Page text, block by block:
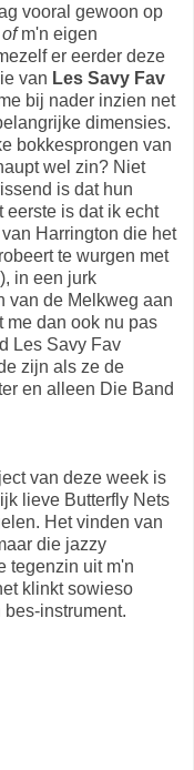
vooral gewoon op
m'n eigen
er eerder deze
van Les Savy Fav
bij nader inzien net
dimensies.
bokkesprongen van
wel zin? Niet
is dat hun
eerste is dat ik echt
Harrington die het
te wurgen met
in een jurk
van de Melkweg aan
me dan ook nu pas
Les Savy Fav
zijn als ze de
en alleen Die Band
van deze week is
lieve Butterfly Nets
Het vinden van
die jazzy
tegenzin uit m'n
klinkt sowieso
instrument.